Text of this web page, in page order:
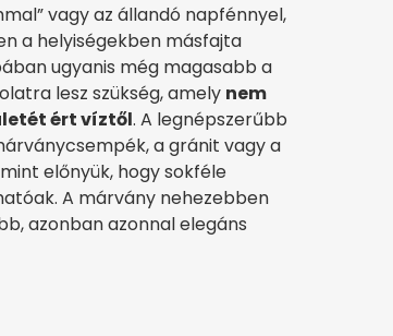
vagy az állandó napfénnyel,
a helyiségekben másfajta
ugyanis még magasabb a
lesz szükség, amely nem
ért víztől. A legnépszerűbb
a gránit vagy a
előnyük, hogy sokféle
A márvány nehezebben
azonban azonnal elegáns